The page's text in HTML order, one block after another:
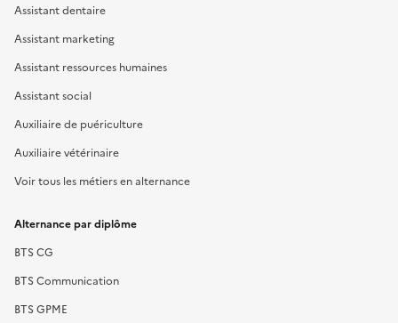
Assistant dentaire
Assistant marketing
Assistant ressources humaines
Assistant social
Auxiliaire de puériculture
Auxiliaire vétérinaire
Voir tous les métiers en alternance
Alternance par diplôme
BTS CG
BTS Communication
BTS GPME